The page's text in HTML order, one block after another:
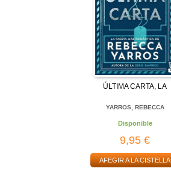
ÚLTIMA CARTA, LA
YARROS, REBECCA
Disponible
9,95 €
AFEGIR A LA CISTELLA